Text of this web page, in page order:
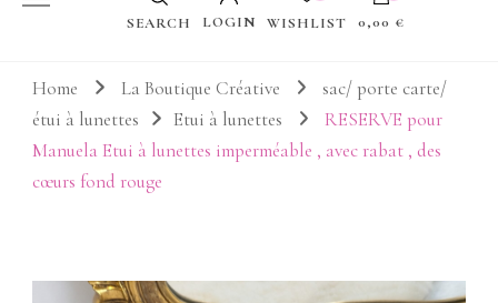
SEARCH LOGIN WISHLIST 0,00 €
Votre panier est vide.
Home La Boutique Créative
sac/ porte carte/
étui à lunettes
Etui à lunettes
RESERVE pour
Manuela Etui à lunettes imperméable , avec rabat , des
cœurs fond rouge